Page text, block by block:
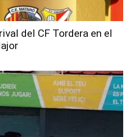
del CF Tordera en el